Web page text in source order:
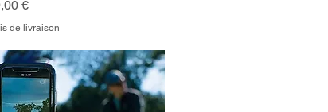
€
de livraison